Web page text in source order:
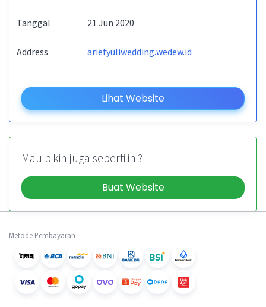
Tanggal 21 Jun 2020
Address ariefyuliwedding.wedew.id
Lihat Website
Mau bikin juga seperti ini?
Buat Website
Metode Pembayaran